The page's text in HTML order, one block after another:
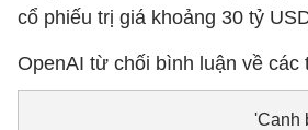
cổ phiếu trị giá khoảng 30 tỷ
OpenAI từ chối bình luận về các
'Canh